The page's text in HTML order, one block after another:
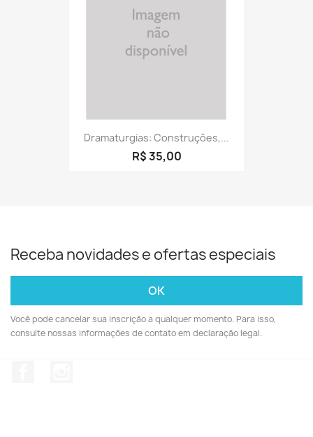
Dramaturgias: Construções,...
R$ 35,00
Receba novidades e ofertas especiais
Você pode cancelar sua inscrição a qualquer momento. Para isso,
consulte nossas informações de contato em declaração legal.